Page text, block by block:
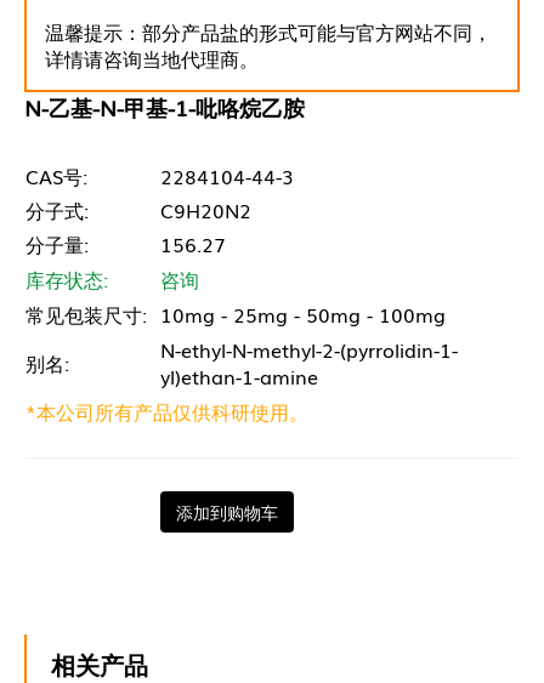
温馨提示：部分产品盐的形式可能与官方网站不同，
详情请咨询当地代理商。
N-乙基-N-甲基-1-吡咯烷乙胺
CAS号:
2284104-44-3
分子式:
C9H20N2
分子量:
156.27
库存状态:
咨询
常见包装尺寸: 10mg - 25mg - 50mg - 100mg
别名:
N-ethyl-N-methyl-2-(pyrrolidin-1-
yl)ethan-1-amine
*本公司所有产品仅供科研使用。
添加到购物车
相关产品